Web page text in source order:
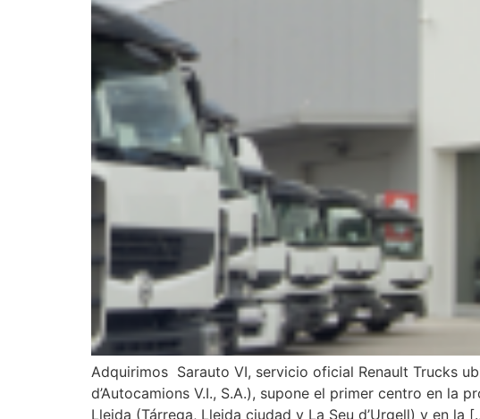
Adquirimos Sarauto VI, servicio oficial Renault Trucks
d’Autocamions V.I., S.A.), supone el primer centro en la
Lleida (Tárrega, Lleida ciudad y La Seu d’Urgell) y en la